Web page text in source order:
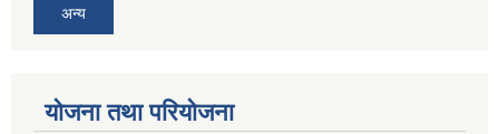
अन्य
योजना तथा परियोजना